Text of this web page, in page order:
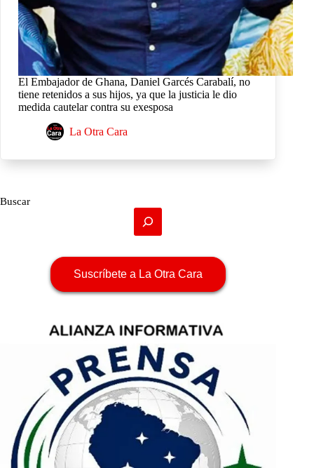
El Embajador de Ghana, Daniel Garcés Carabalí, no
tiene retenidos a sus hijos, ya que la justicia le dio
medida cautelar contra su exesposa
La Otra Cara
Buscar
Suscríbete a La Otra Cara